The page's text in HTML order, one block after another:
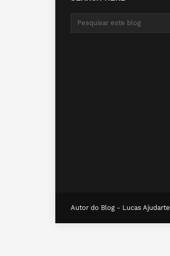
Autor do Blog - Lucas Ajudarte